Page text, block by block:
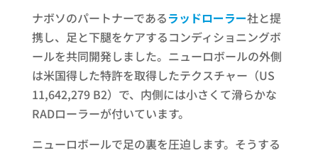
ナボソのパートナーであるラッドローラー社と提
携し、足と下腿をケアするコンディショニングボ
ールを共同開発しました。ニューロボールの外側
は米国得した特許を取得したテクスチャー（US
11,642,279 B2）で、内側には小さくて滑らかな
RADローラーが付いています。
ニューロボールで足の裏を圧迫します。そうする